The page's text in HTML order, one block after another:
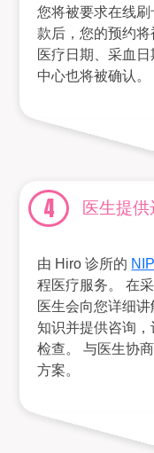
您将被要求在线
款后，您的预约
医疗日期、采血
中心也将被确认。
4 医生提
由 Hiro 诊所的
程医疗服务。 在
医生会向您详细
知识并提供咨询
检查。 与医生协
方案。